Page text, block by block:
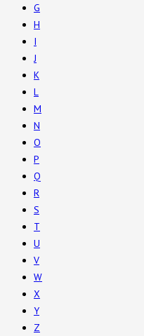
G
H
I
J
K
L
M
N
O
P
Q
R
S
T
U
V
W
X
Y
Z